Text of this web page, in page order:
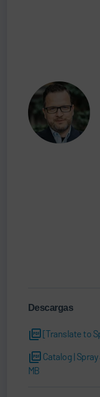
Descargas
[Translate to
Catalog |
MB